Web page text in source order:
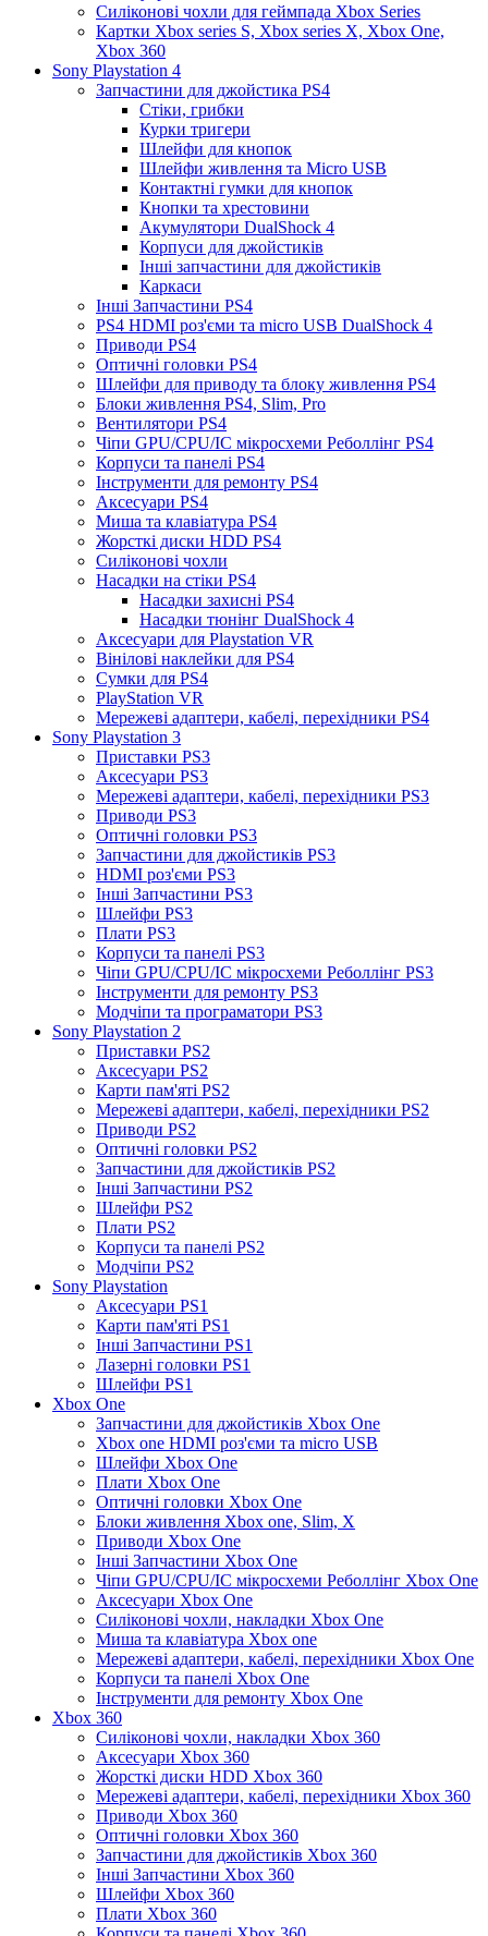
Силіконові чохли для геймпада Xbox Series
Картки Xbox series S, Xbox series X, Xbox One,
Xbox 360
Sony Playstation 4
Запчастини для джойстика PS4
Стіки, грибки
Курки тригери
Шлейфи для кнопок
Шлейфи живлення та Micro USB
Контактні гумки для кнопок
Кнопки та хрестовини
Акумулятори DualShock 4
Корпуси для джойстиків
Інші запчастини для джойстиків
Каркаси
Інші Запчастини PS4
PS4 HDMI роз'єми та micro USB DualShock 4
Приводи PS4
Оптичні головки PS4
Шлейфи для приводу та блоку живлення PS4
Блоки живлення PS4, Slim, Pro
Вентилятори PS4
Чіпи GPU/CPU/IC мікросхеми Реболлінг PS4
Корпуси та панелі PS4
Інструменти для ремонту PS4
Аксесуари PS4
Миша та клавіатура PS4
Жорсткі диски HDD PS4
Силіконові чохли
Насадки на стіки PS4
Насадки захисні PS4
Насадки тюнінг DualShock 4
Аксесуари для Playstation VR
Вінілові наклейки для PS4
Сумки для PS4
PlayStation VR
Мережеві адаптери, кабелі, перехідники PS4
Sony Playstation 3
Приставки PS3
Аксесуари PS3
Мережеві адаптери, кабелі, перехідники PS3
Приводи PS3
Оптичні головки PS3
Запчастини для джойстиків PS3
HDMI роз'єми PS3
Інші Запчастини PS3
Шлейфи PS3
Плати PS3
Корпуси та панелі PS3
Чіпи GPU/CPU/IC мікросхеми Реболлінг PS3
Інструменти для ремонту PS3
Модчіпи та програматори PS3
Sony Playstation 2
Приставки PS2
Аксесуари PS2
Карти пам'яті PS2
Мережеві адаптери, кабелі, перехідники PS2
Приводи PS2
Оптичні головки PS2
Запчастини для джойстиків PS2
Інші Запчастини PS2
Шлейфи PS2
Плати PS2
Корпуси та панелі PS2
Модчіпи PS2
Sony Playstation
Аксесуари PS1
Карти пам'яті PS1
Інші Запчастини PS1
Лазерні головки PS1
Шлейфи PS1
Xbox One
Запчастини для джойстиків Xbox One
Xbox one HDMI роз'єми та micro USB
Шлейфи Xbox One
Плати Xbox One
Оптичні головки Xbox One
Блоки живлення Xbox one, Slim, X
Приводи Xbox One
Інші Запчастини Xbox One
Чіпи GPU/CPU/IC мікросхеми Реболлінг Xbox One
Аксесуари Xbox One
Силіконові чохли, накладки Xbox One
Миша та клавіатура Xbox one
Мережеві адаптери, кабелі, перехідники Xbox One
Корпуси та панелі Xbox One
Інструменти для ремонту Xbox One
Xbox 360
Силіконові чохли, накладки Xbox 360
Аксесуари Xbox 360
Жорсткі диски HDD Xbox 360
Мережеві адаптери, кабелі, перехідники Xbox 360
Приводи Xbox 360
Оптичні головки Xbox 360
Запчастини для джойстиків Xbox 360
Інші Запчастини Xbox 360
Шлейфи Xbox 360
Плати Xbox 360